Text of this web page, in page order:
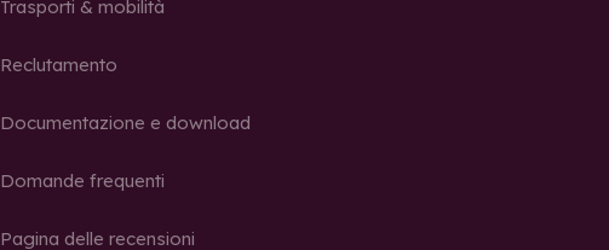
Trasporti & mobilità
Reclutamento
Documentazione e download
Domande frequenti
Pagina delle recensioni